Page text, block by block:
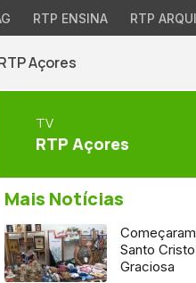
RTP ENSINA RTP
Açores
TV
RTP Açores
Mais Notícias
Santo
Graciosa